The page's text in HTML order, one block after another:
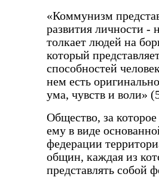
«Коммунизм
развития личности -
толкает людей на
который
способностей
нем есть
ума, чувств и воли»
Общество, за
ему в виде
федерации
общин, каждая из
представлять собой